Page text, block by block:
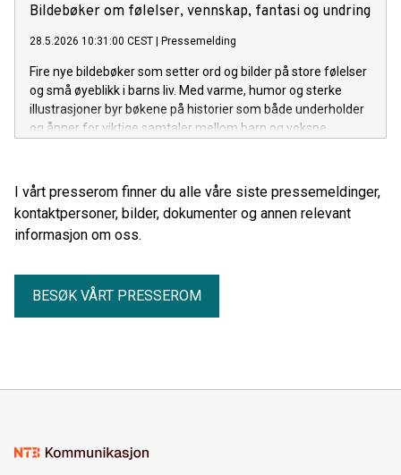
Bildebøker om følelser, vennskap, fantasi og undring
28.5.2026 10:31:00 CEST | Pressemelding
Fire nye bildebøker som setter ord og bilder på store følelser
og små øyeblikk i barns liv. Med varme, humor og sterke
illustrasjoner byr bøkene på historier som både underholder
og åpner for viktige samtaler mellom barn og voksne.
I vårt presserom finner du alle våre siste pressemeldinger,
kontaktpersoner, bilder, dokumenter og annen relevant
informasjon om oss.
BESØK VÅRT PRESSEROM